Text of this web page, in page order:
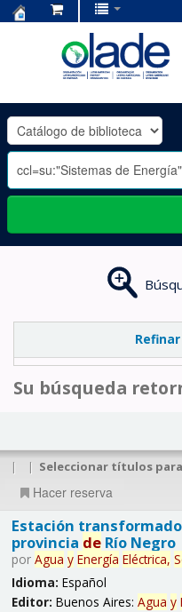
OLADE
-
Su búsqueda
| | Seleccionar títulos
Hacer reserva
Estación
provincia deRío Negro
por Agua y Energía Eléctrica,
Idioma: Español
Editor: Buenos Aires: Agua y